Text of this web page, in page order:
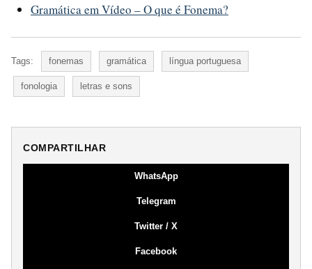
Gramática em Vídeo – O que é Fonema?
Tags: fonemas gramática língua portuguesa
fonologia letras e sons
COMPARTILHAR
WhatsApp
Telegram
Twitter / X
Facebook